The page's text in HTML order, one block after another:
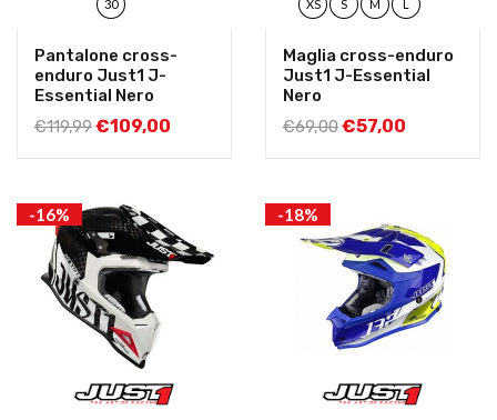
30
Pantalone cross-
enduro Just1 J-
Essential Nero
€119,99€109,00
XS S M
Maglia cross-enduro
Just1 J-Essential
Nero
€69,00€57,00
-16% -18%